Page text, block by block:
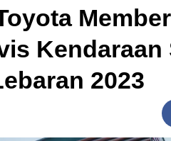
Kendaraan
2023